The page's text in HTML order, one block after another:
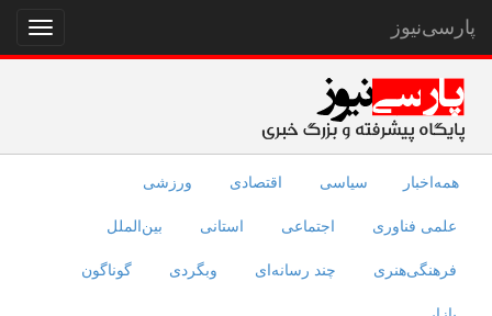
نمایش
منو
پارسی‌نیوز
همه‌اخبار سیاسی اقتصادی ورزشی
علمی فناوری اجتماعی استانی بین‌الملل
فرهنگی‌هنری چند رسانه‌ای وبگردی گوناگون